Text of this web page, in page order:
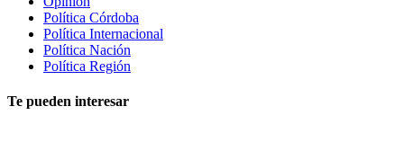
Política Córdoba
Política Internacional
Política Nación
Política Región
Te pueden interesar